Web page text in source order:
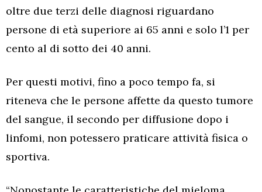
oltre due terzi delle diagnosi riguardano
persone di età superiore ai 65 anni e solo l’1 per
cento al di sotto dei 40 anni.
Per questi motivi, fino a poco tempo fa, si
riteneva che le persone affette da questo tumore
del sangue, il secondo per diffusione dopo i
linfomi, non potessero praticare attività fisica o
sportiva.